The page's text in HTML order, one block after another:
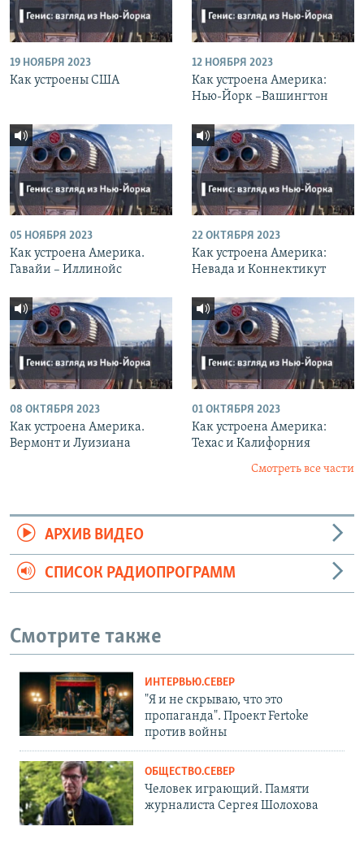
19 НОЯБРЯ 2023
Как устроены США
12 НОЯБРЯ 2023
Как устроена Америка:
Нью-Йорк –Вашингтон
05 НОЯБРЯ 2023
Как устроена Америка.
Гавайи – Иллинойс
22 ОКТЯБРЯ 2023
Как устроена Америка:
Невада и Коннектикут
08 ОКТЯБРЯ 2023
Как устроена Америка.
Вермонт и Луизиана
01 ОКТЯБРЯ 2023
Как устроена Америка:
Техас и Калифорния
Смотреть все части
АРХИВ ВИДЕО
СПИСОК РАДИОПРОГРАММ
Смотрите также
ИНТЕРВЬЮ.СЕВЕР
"Я и не скрываю, что это
пропаганда". Проект Fertoke
против войны
ОБЩЕСТВО.СЕВЕР
Человек играющий. Памяти
журналиста Сергея Шолохова